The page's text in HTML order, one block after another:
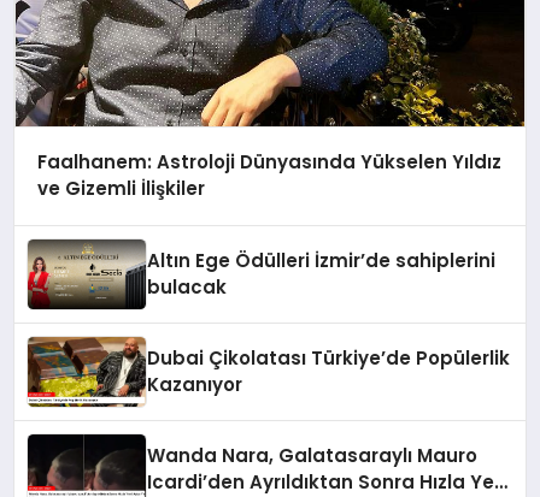
Faalhanem: Astroloji Dünyasında Yükselen Yıldız
ve Gizemli İlişkiler
Altın Ege Ödülleri İzmir’de sahiplerini
bulacak
Dubai Çikolatası Türkiye’de Popülerlik
Kazanıyor
Wanda Nara, Galatasaraylı Mauro
Icardi’den Ayrıldıktan Sonra Hızla Yeni